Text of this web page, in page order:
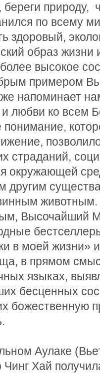
береги природу,
по всему
здоровый,
образ жизни
высокое
примером
напоминает
и любви ко всем
понимание,
страданий,
окружающей
другим
животным.
Высочайший
в моей жизни»
в прямом
языках,
бесценных
божественную
Аулаке
Хай